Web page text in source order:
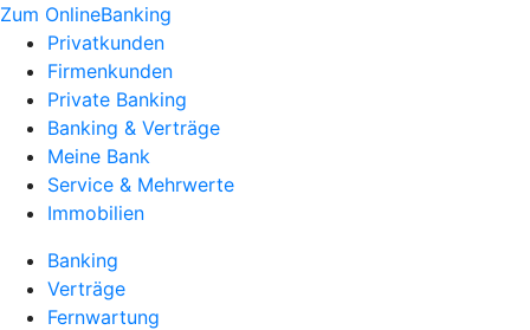
Zum OnlineBanking
Privatkunden
Firmenkunden
Private Banking
Banking & Verträge
Meine Bank
Service & Mehrwerte
Immobilien
Banking
Verträge
Fernwartung